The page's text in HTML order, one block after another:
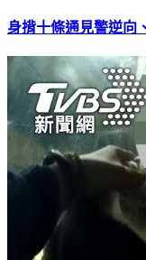
身揹十條通見警逆